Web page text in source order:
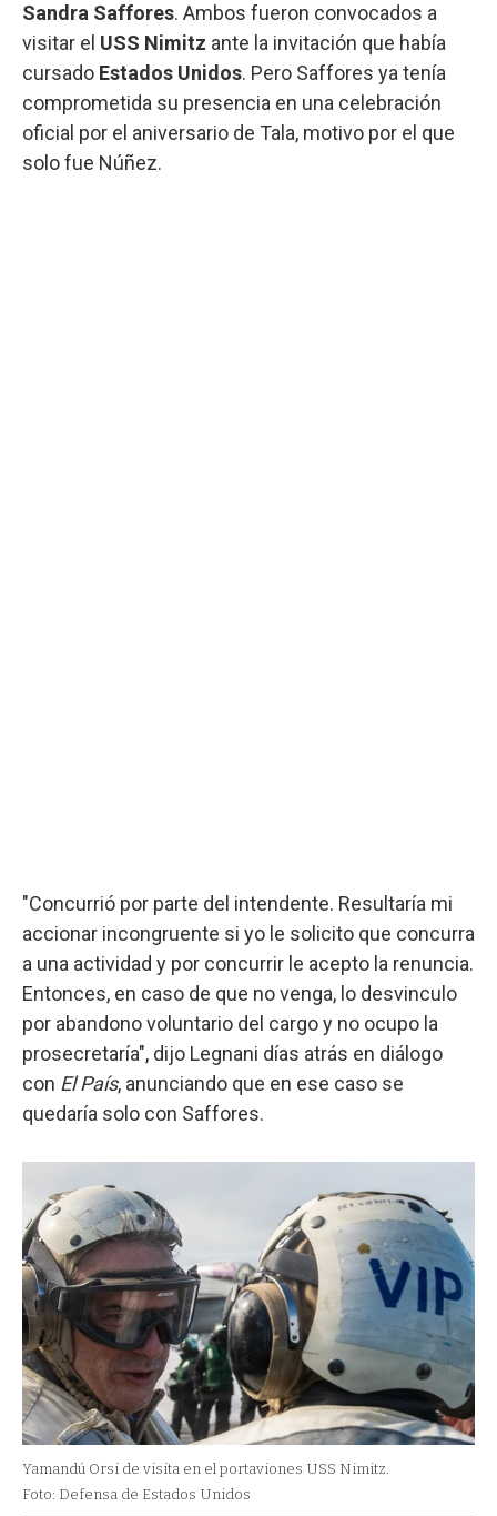
Sandra Saffores. Ambos fueron convocados a
visitar el USS Nimitz ante la invitación que había
cursado Estados Unidos. Pero Saffores ya tenía
comprometida su presencia en una celebración
oficial por el aniversario de Tala, motivo por el que
solo fue Núñez.
"Concurrió por parte del intendente. Resultaría mi
accionar incongruente si yo le solicito que concurra
a una actividad y por concurrir le acepto la renuncia.
Entonces, en caso de que no venga, lo desvinculo
por abandono voluntario del cargo y no ocupo la
prosecretaría", dijo Legnani días atrás en diálogo
con El País, anunciando que en ese caso se
quedaría solo con Saffores.
Yamandú Orsi de visita en el portaviones USS Nimitz.
Foto: Defensa de Estados Unidos